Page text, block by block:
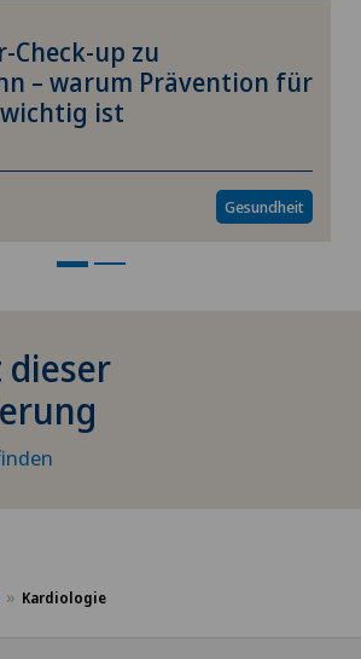
Venerologie
/ Typberatung
Check-up zu
– warum Prävention für
ist
Gesundheit
Kardiologie